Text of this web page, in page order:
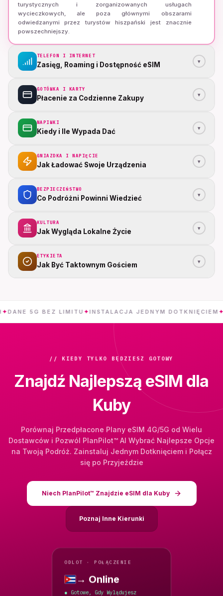
turystycznych i zorganizowanych usługach
wycieczkowych, ale poza głównymi obszarami
odwiedzanymi przez turystów hiszpański jest znacznie
powszechniejszy.
TELEFON I INTERNET
Zasięg, Roaming i Dostępność eSIM ▾
GOTÓWKA I KARTY
Płacenie za Codzienne Zakupy ▾
NAPIWKI
Kiedy i Ile Wypada Dać ▾
GNIAZDKA I NAPIĘCIE
Jak Ładować Swoje Urządzenia ▾
BEZPIECZEŃSTWO
Co Podróżni Powinni Wiedzieć ▾
KULTURA
Jak Wygląda Lokalne Życie ▾
ETYKIETA
Jak Być Taktownym Gościem ▾
5G BEZ LIMITU ✦ INSTALACJA JEDNYM DOTKNIĘCIEM✦
// KIEDY TYLKO BĘDZIESZ GOTOWY
Znajdź Najlepszą eSIM dla
Kuby
Porównaj Przedpłacone Plany eSIM 4G/5G od Wielu
Dostawców i Pozwól PlanPilot™ AI Wybrać Najlepsze Opcje
na Twoją Podróż. Zainstaluj Jednym Dotknięciem i Połącz
się po Przyjeździe
Niech PlanPilot™ Znajdzie eSIM dla Kuby
Poznaj Inne Kierunki
ODLOT · POŁĄCZENIE
Kuba
→ Online